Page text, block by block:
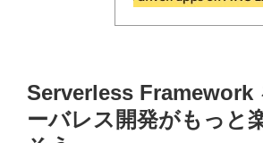
Serverless Framework
ーバレス開発がもっと